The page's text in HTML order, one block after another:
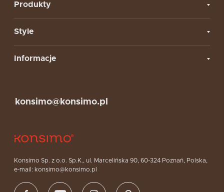
Produkty
Style
Informacje
Konsimo Sp. z o.o. Sp.K., ul. Marcelińska 90, 60-324 Poznań, Polska,
e-mail: konsimo@konsimo.pl
konsimo@konsimo.pl